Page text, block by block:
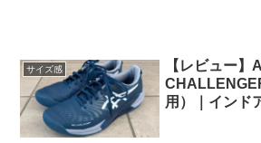
サイズ感
【レビュー】
用）｜インド